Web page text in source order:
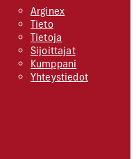
Arginex
Tieto
Tietoja
Sijoittajat
Kumppani
Yhteystiedot